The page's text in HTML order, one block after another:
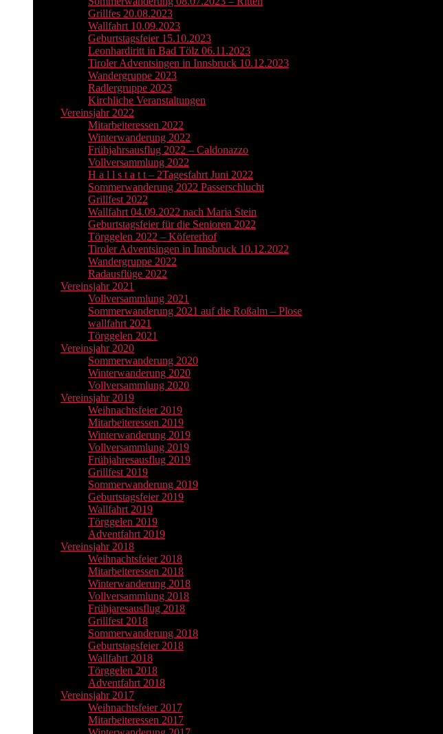
Grillfes 20.08.2023
Wallfahrt 10.09.2023
Geburtstagsfeier 15.10.2023
Leonhardiritt in Bad Tölz 06.11.2023
Tiroler Adventsingen in Innsbruck 10.12.2023
Wandergruppe 2023
Radlergruppe 2023
Kirchliche Veranstaltungen
Vereinsjahr 2022
Mitarbeiteressen 2022
Winterwanderung 2022
Frühjahrsausflug 2022 – Caldonazzo
Vollversammlung 2022
H a l l s t a t t – 2Tagesfahrt Juni 2022
Sommerwanderung 2022 Passerschlucht
Grillfest 2022
Wallfahrt 04.09.2022 nach Maria Stein
Geburtstagsfeier für die Senioren 2022
Törggelen 2022 – Köfererhof
Tiroler Adventsingen in Innsbruck 10.12.2022
Wandergruppe 2022
Radausflüge 2022
Vereinsjahr 2021
Vollversammlung 2021
Sommerwanderung 2021 auf die Roßalm – Plose
wallfahrt 2021
Törggelen 2021
Vereinsjahr 2020
Sommerwanderung 2020
Winterwanderung 2020
Vollversammlung 2020
Vereinsjahr 2019
Weihnachtsfeier 2019
Mitarbeiteressen 2019
Winterwanderung 2019
Vollversammlung 2019
Frühjahresausflug 2019
Grillfest 2019
Sommerwanderung 2019
Geburtstagsfeier 2019
Wallfahrt 2019
Törggelen 2019
Adventfahrt 2019
Vereinsjahr 2018
Weihnachtsfeier 2018
Mitarbeiteressen 2018
Winterwanderung 2018
Vollversammlung 2018
Frühjaresausflug 2018
Grillfest 2018
Sommerwanderung 2018
Geburtstagsfeier 2018
Wallfahrt 2018
Törggelen 2018
Adventfahrt 2018
Vereinsjahr 2017
Weihnachtsfeier 2017
Mitarbeiteressen 2017